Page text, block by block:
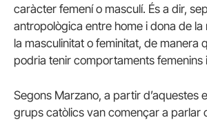
caràcter femení o masculí. És a dir,
antropològica entre home i dona de la
la masculinitat o feminitat, de manera
podria tenir comportaments femenins
Segons Marzano, a partir d’aquestes
grups catòlics van començar a parlar